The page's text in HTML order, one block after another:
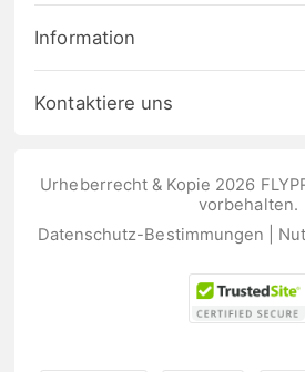
Information
Kontaktiere uns
Urheberrecht & Kopie 2026
vorbehalten.
Datenschutz-Bestimmungen